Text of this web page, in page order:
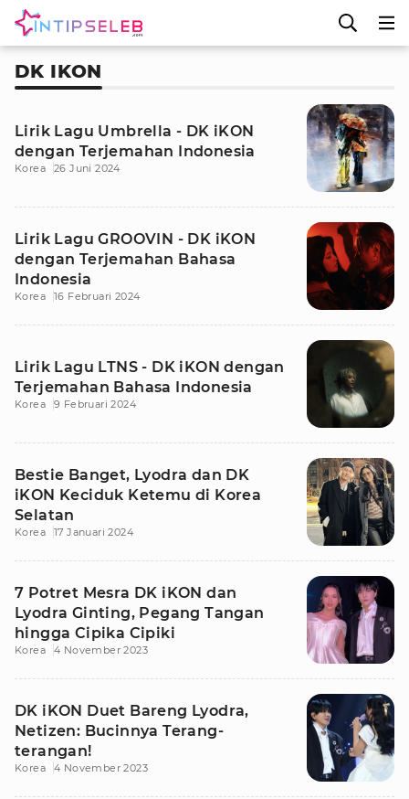
DK IKON
Lirik Lagu Umbrella - DK iKON
dengan Terjemahan Indonesia
Korea 26 Juni 2024
Lirik Lagu GROOVIN - DK iKON
dengan Terjemahan Bahasa
Indonesia
Korea 16 Februari 2024
Lirik Lagu LTNS - DK iKON dengan
Terjemahan Bahasa Indonesia
Korea 9 Februari 2024
Bestie Banget, Lyodra dan DK
iKON Keciduk Ketemu di Korea
Selatan
Korea 17 Januari 2024
7 Potret Mesra DK iKON dan
Lyodra Ginting, Pegang Tangan
hingga Cipika Cipiki
Korea 4 November 2023
DK iKON Duet Bareng Lyodra,
Netizen: Bucinnya Terang-
terangan!
Korea 4 November 2023